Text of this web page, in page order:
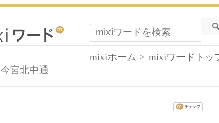
mixiホーム
mixiワードトッ
今宮北中通